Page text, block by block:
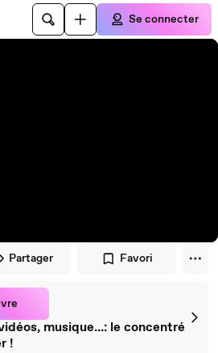
Se connecter
Partager Favori
musique…: le concentré
!